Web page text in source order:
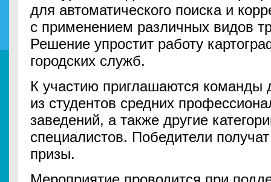
для автоматического поиска и
с применением различных видов
Решение упростит работу
городских служб.
К участию приглашаются команды
из студентов средних
заведений, а также другие
специалистов. Победители
призы.